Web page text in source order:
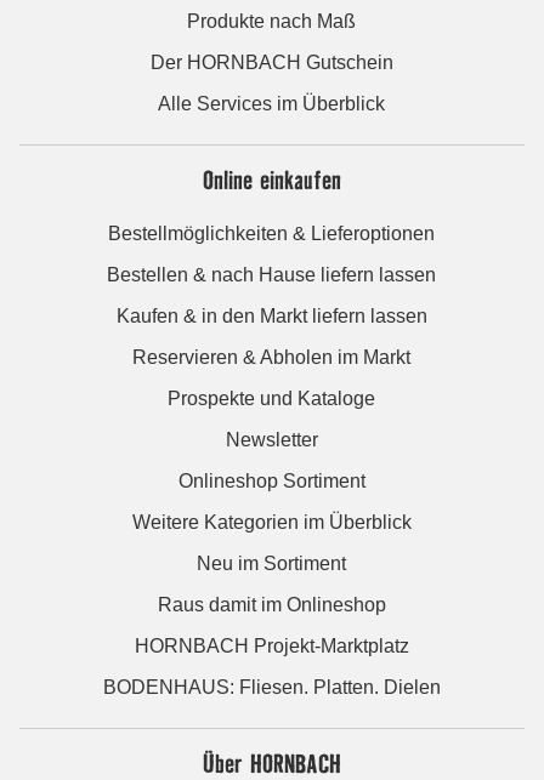
Produkte nach Maß
Der HORNBACH Gutschein
Alle Services im Überblick
Online einkaufen
Bestellmöglichkeiten & Lieferoptionen
Bestellen & nach Hause liefern lassen
Kaufen & in den Markt liefern lassen
Reservieren & Abholen im Markt
Prospekte und Kataloge
Newsletter
Onlineshop Sortiment
Weitere Kategorien im Überblick
Neu im Sortiment
Raus damit im Onlineshop
HORNBACH Projekt-Marktplatz
BODENHAUS: Fliesen. Platten. Dielen
Über HORNBACH